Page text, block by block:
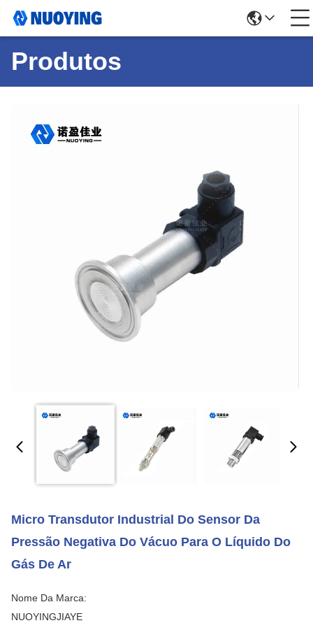
Produtos
Micro Transdutor Industrial Do Sensor Da
Pressão Negativa Do Vácuo Para O Líquido Do
Gás De Ar
Nome Da Marca:
NUOYINGJIAYE